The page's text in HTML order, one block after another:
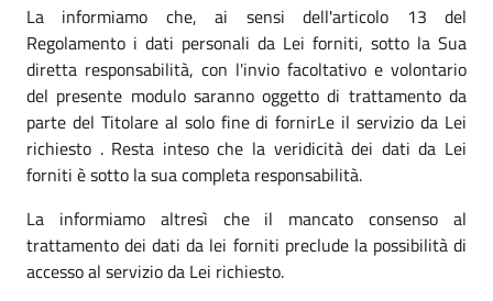
La informiamo che, ai sensi dell'articolo 13 del
Regolamento i dati personali da Lei forniti, sotto la Sua
diretta responsabilità, con l'invio facoltativo e volontario
del presente modulo saranno oggetto di trattamento da
parte del Titolare al solo fine di fornirLe il servizio da Lei
richiesto . Resta inteso che la veridicità dei dati da Lei
forniti è sotto la sua completa responsabilità.
La informiamo altresì che il mancato consenso al
trattamento dei dati da lei forniti preclude la possibilità di
accesso al servizio da Lei richiesto.